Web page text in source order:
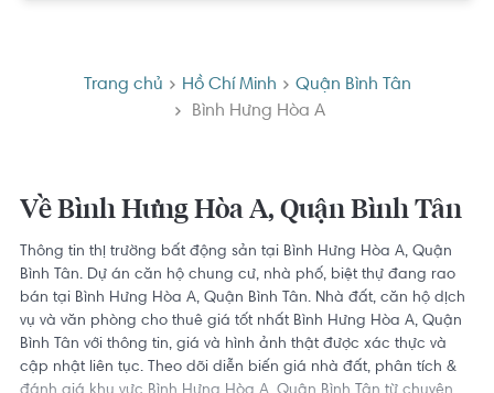
Trang chủ Hồ Chí Minh
Quận Bình Tân
Bình Hưng Hòa A
Về Bình Hưng Hòa A, Quận Bình Tân
Thông tin thị trường bất động sản tại Bình Hưng Hòa A, Quận
Bình Tân. Dự án căn hộ chung cư, nhà phố, biệt thự đang rao
bán tại Bình Hưng Hòa A, Quận Bình Tân. Nhà đất, căn hộ dịch
vụ và văn phòng cho thuê giá tốt nhất Bình Hưng Hòa A, Quận
Bình Tân với thông tin, giá và hình ảnh thật được xác thực và
cập nhật liên tục. Theo dõi diễn biến giá nhà đất, phân tích &